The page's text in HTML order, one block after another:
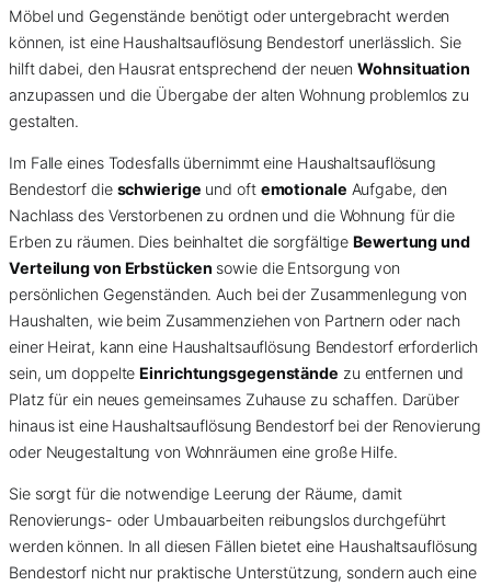
Möbel und Gegenstände benötigt oder untergebracht werden
können, ist eine Haushaltsauflösung Bendestorf unerlässlich. Sie
hilft dabei, den Hausrat entsprechend der neuenWohnsituation
anzupassen und die Übergabe der alten Wohnung problemlos zu
gestalten.
Im Falle eines Todesfalls übernimmt eine Haushaltsauflösung
Bendestorf die schwierige und oft emotionale Aufgabe, den
Nachlass des Verstorbenen zu ordnen und die Wohnung für die
Erben zu räumen. Dies beinhaltet die sorgfältigeBewertung und
Verteilung von Erbstücken sowie die Entsorgung von
persönlichen Gegenständen. Auch bei der Zusammenlegung von
Haushalten, wie beim Zusammenziehen von Partnern oder nach
einer Heirat, kann eine Haushaltsauflösung Bendestorf erforderlich
sein, um doppelteEinrichtungsgegenstände zu entfernen und
Platz für ein neues gemeinsames Zuhause zu schaffen. Darüber
hinaus ist eine Haushaltsauflösung Bendestorf bei der Renovierung
oder Neugestaltung von Wohnräumen eine große Hilfe.
Sie sorgt für die notwendige Leerung der Räume, damit
Renovierungs- oder Umbauarbeiten reibungslos durchgeführt
werden können. In all diesen Fällen bietet eine Haushaltsauflösung
Bendestorf nicht nur praktische Unterstützung, sondern auch eine